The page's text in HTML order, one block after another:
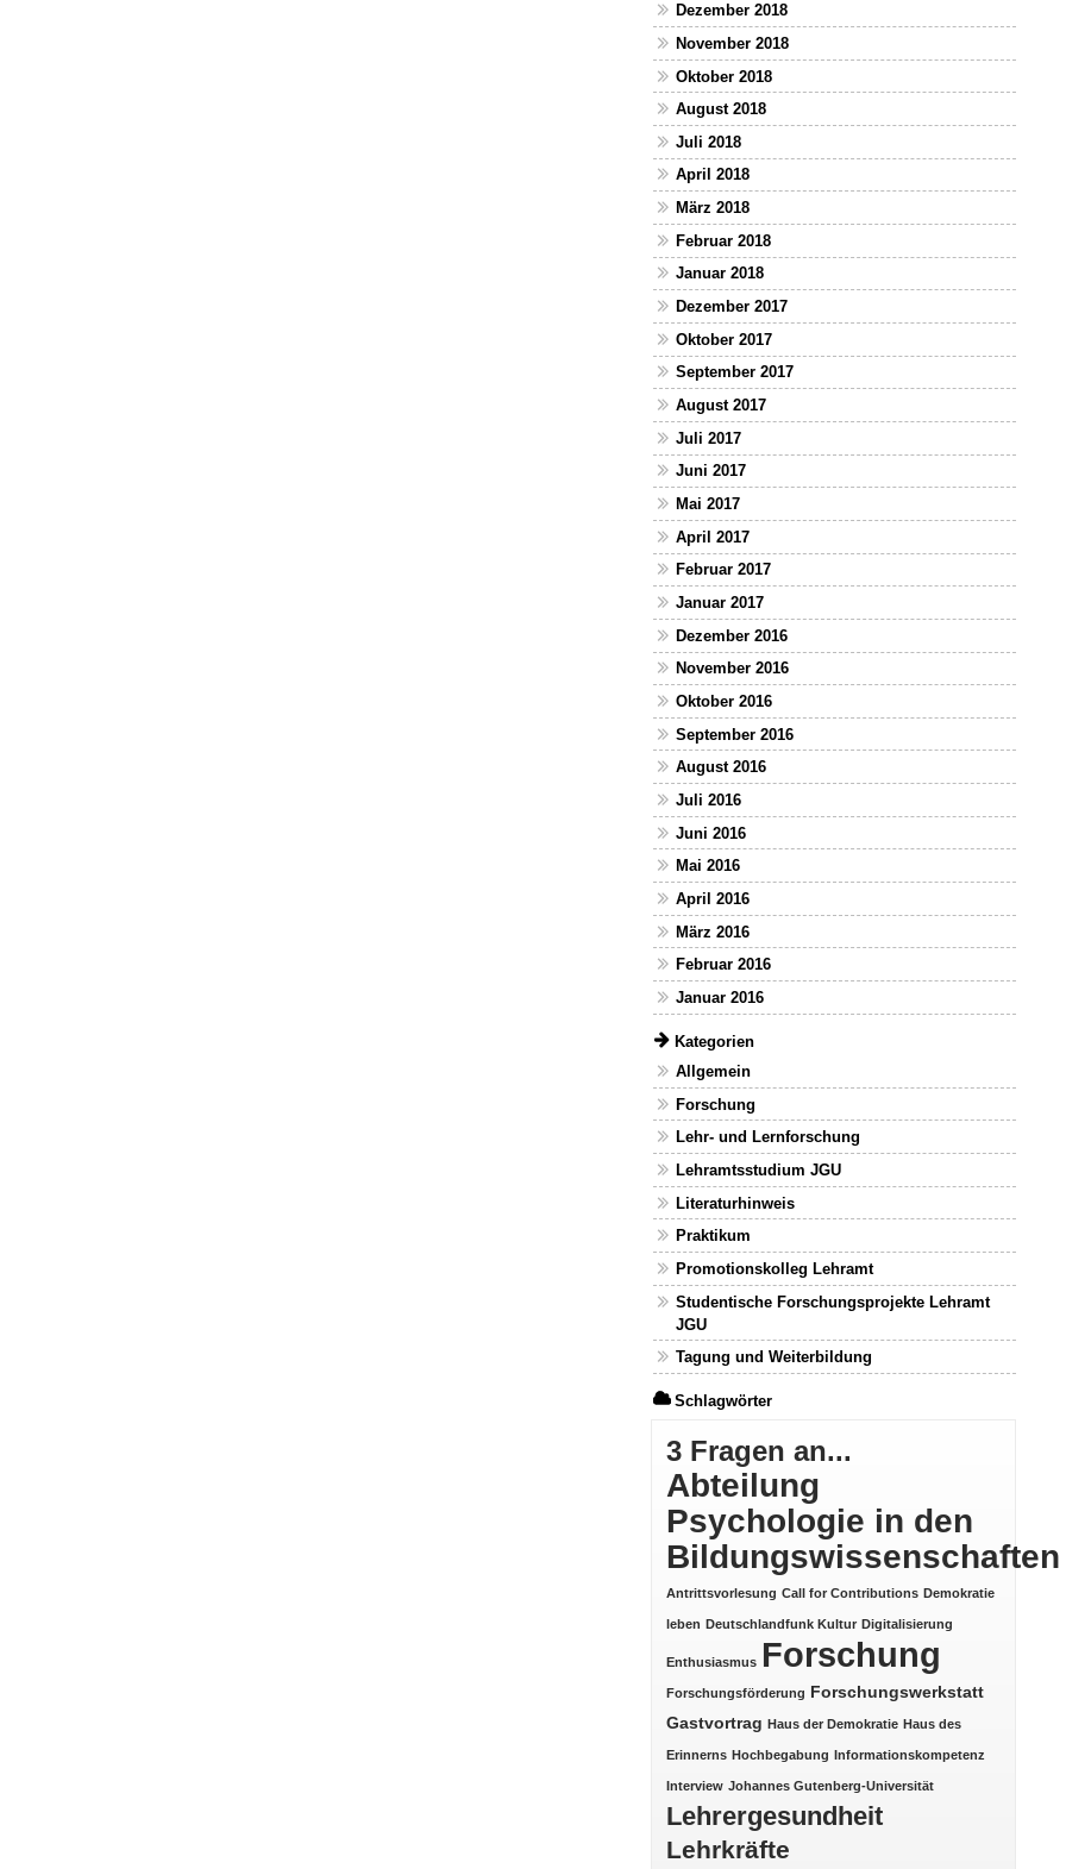
Dezember 2018
November 2018
Oktober 2018
August 2018
Juli 2018
April 2018
März 2018
Februar 2018
Januar 2018
Dezember 2017
Oktober 2017
September 2017
August 2017
Juli 2017
Juni 2017
Mai 2017
April 2017
Februar 2017
Januar 2017
Dezember 2016
November 2016
Oktober 2016
September 2016
August 2016
Juli 2016
Juni 2016
Mai 2016
April 2016
März 2016
Februar 2016
Januar 2016
Kategorien
Allgemein
Forschung
Lehr- und Lernforschung
Lehramtsstudium JGU
Literaturhinweis
Praktikum
Promotionskolleg Lehramt
Studentische Forschungsprojekte Lehramt
JGU
Tagung und Weiterbildung
Schlagwörter
3 Fragen an...
Abteilung
Psychologie in den
Bildungswissenschaften
Antrittsvorlesung Call for Contributions Demokratie
leben Deutschlandfunk Kultur Digitalisierung
Enthusiasmus Forschung
Forschungsförderung
Forschungswerkstatt
Gastvortrag Haus der Demokratie Haus des
Erinnerns Hochbegabung Informationskompetenz
Interview Johannes Gutenberg-Universität
Lehrergesundheit
Lehrkräfte